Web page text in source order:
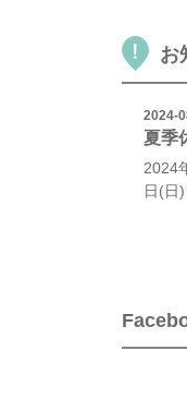
お
2024-
夏季
2024
日(日